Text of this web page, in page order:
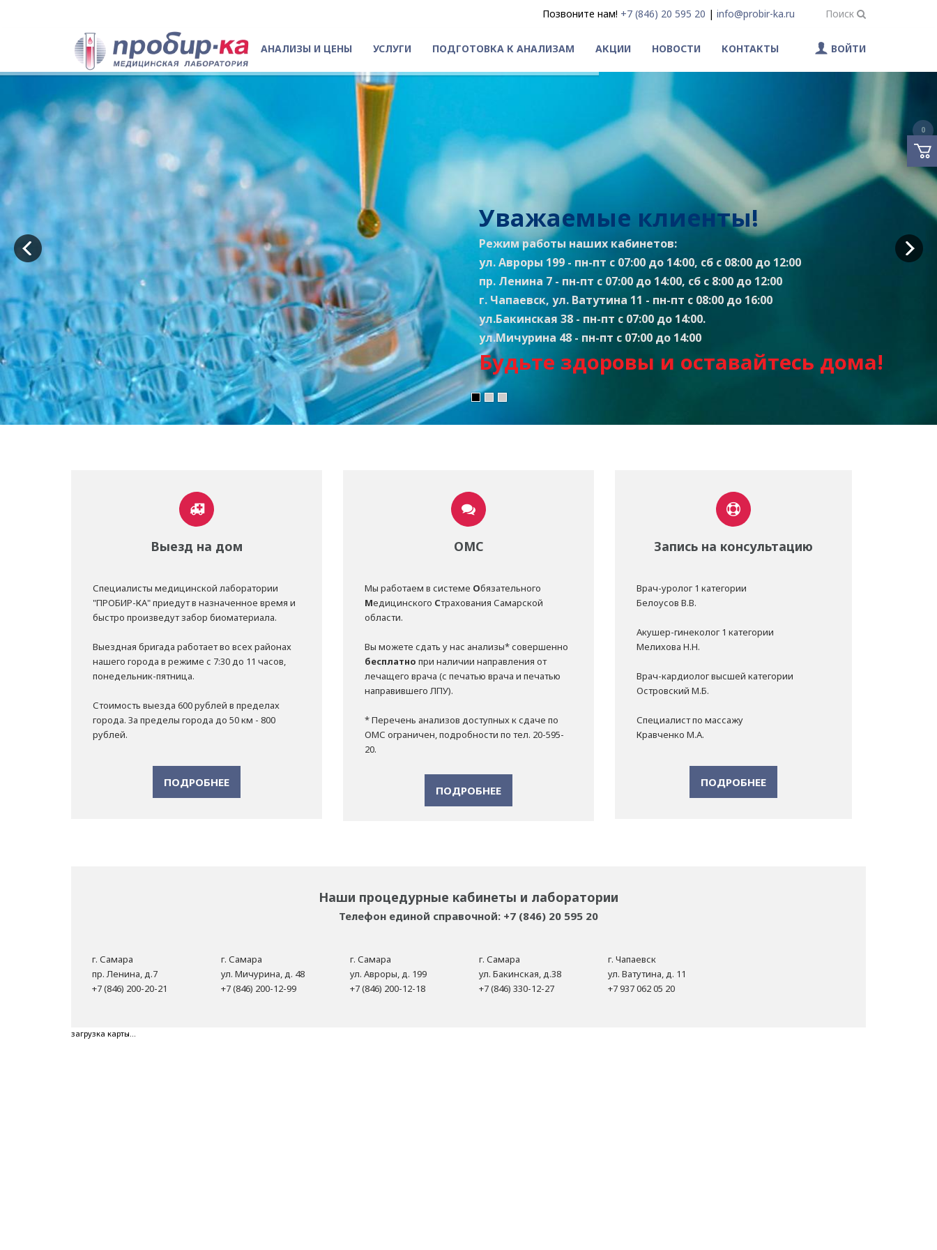
Позвоните нам! +7 (846) 20 595 20 | info@probir-ka.ru Поиск
АНАЛИЗЫ И ЦЕНЫ УСЛУГИ ПОДГОТОВКА К АНАЛИЗАМ АКЦИИ НОВОСТИ КОНТАКТЫ ВОЙТИ
Уважаемые клиенты!
Режим работы наших кабинетов:
ул. Авроры 199 - пн-пт с 07:00 до 14:00, сб с 08:00 до 12:00
пр. Ленина 7 - пн-пт с 07:00 до 14:00, сб с 8:00 до 12:00
г. Чапаевск, ул. Ватутина 11 - пн-пт с 08:00 до 16:00
ул.Бакинская 38 - пн-пт с 07:00 до 14:00.
ул.Мичурина 48 - пн-пт с 07:00 до 14:00
Будьте здоровы и оставайтесь дома!
Выезд на дом
Специалисты медицинской лаборатории
"ПРОБИР-КА" приедут в назначенное время и
быстро произведут забор биоматериала.
Выездная бригада работает во всех районах
нашего города в режиме с 7:30 до 11 часов,
понедельник-пятница.
Стоимость выезда 600 рублей в пределах
города. За пределы города до 50 км - 800
рублей.
ПОДРОБНЕЕ
ОМС
Мы работаем в системе Обязательного
Медицинского Страхования Самарской
области.
Вы можете сдать у нас анализы* совершенно
бесплатно при наличии направления от
лечащего врача (с печатью врача и печатью
направившего ЛПУ).
* Перечень анализов доступных к сдаче по
ОМС ограничен, подробности по тел. 20-595-
20.
ПОДРОБНЕЕ
Запись на консультацию
Врач-уролог 1 категории
Белоусов В.В.
Акушер-гинеколог 1 категории
Мелихова Н.Н.
Врач-кардиолог высшей категории
Островский М.Б.
Специалист по массажу
Кравченко М.А.
ПОДРОБНЕЕ
Наши процедурные кабинеты и лаборатории
Телефон единой справочной: +7 (846) 20 595 20
г. Самара
пр. Ленина, д.7
+7 (846) 200-20-21
г. Самара
ул. Мичурина, д. 48
+7 (846) 200-12-99
г. Самара
ул. Авроры, д. 199
+7 (846) 200-12-18
г. Самара
ул. Бакинская, д.38
+7 (846) 330-12-27
г. Чапаевск
ул. Ватутина, д. 11
+7 937 062 05 20
загрузка карты...
0